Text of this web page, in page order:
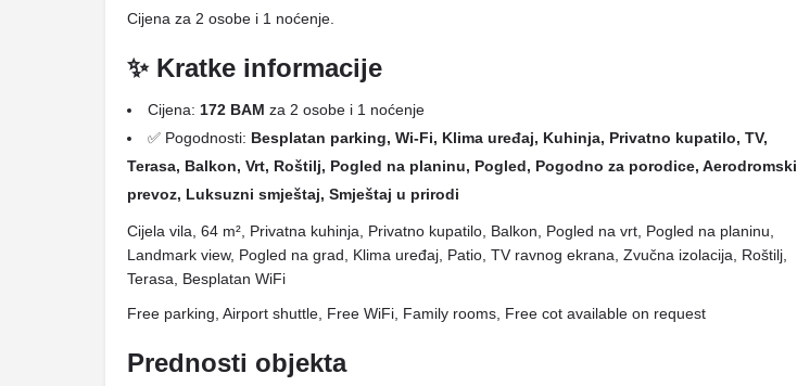
Cijena za 2 osobe i 1 noćenje.
✨ Kratke informacije
Cijena: 172 BAM za 2 osobe i 1 noćenje
✅ Pogodnosti: Besplatan parking, Wi-Fi, Klima uređaj, Kuhinja, Privatno kupatilo, TV,
Terasa, Balkon, Vrt, Roštilj, Pogled na planinu, Pogled, Pogodno za porodice, Aerodromski
prevoz, Luksuzni smještaj, Smještaj u prirodi
Cijela vila, 64 m², Privatna kuhinja, Privatno kupatilo, Balkon, Pogled na vrt, Pogled na planinu,
Landmark view, Pogled na grad, Klima uređaj, Patio, TV ravnog ekrana, Zvučna izolacija, Roštilj,
Terasa, Besplatan WiFi
Free parking, Airport shuttle, Free WiFi, Family rooms, Free cot available on request
Prednosti objekta